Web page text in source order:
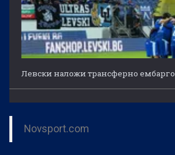
Левски наложи трансферно ембарго
Novsport.com